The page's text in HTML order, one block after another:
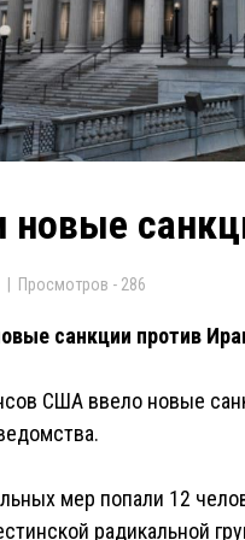
| Просмотров - 286
санкции против
США ввело новые
мер попали 12
радикальной